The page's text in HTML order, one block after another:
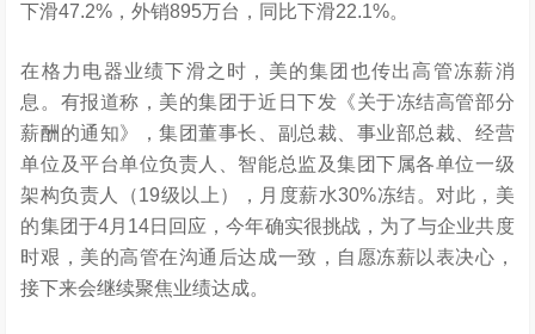
下滑47.2%，外销895万台，同比下滑22.1%。
在格力电器业绩下滑之时，美的集团也传出高管冻薪消
息。有报道称，美的集团于近日下发《关于冻结高管部分
薪酬的通知》，集团董事长、副总裁、事业部总裁、经营
单位及平台单位负责人、智能总监及集团下属各单位一级
架构负责人（19级以上），月度薪水30%冻结。对此，美
的集团于4月14日回应，今年确实很挑战，为了与企业共度
时艰，美的高管在沟通后达成一致，自愿冻薪以表决心，
接下来会继续聚焦业绩达成。